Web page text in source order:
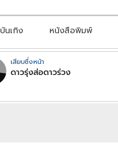
บันเทิง หนังสือพิมพ์
เสียบซึ่งหน้า
ดาวรุ่งส่อดาวร่วง